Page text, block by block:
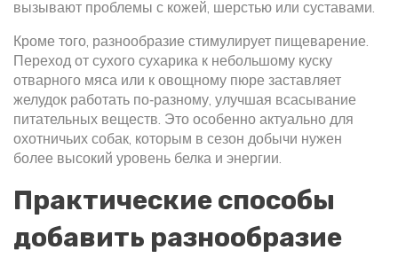
вызывают проблемы с кожей, шерстью или суставами.
Кроме того, разнообразие стимулирует пищеварение.
Переход от сухого сухарика к небольшому куску
отварного мяса или к овощному пюре заставляет
желудок работать по‑разному, улучшая всасывание
питательных веществ. Это особенно актуально для
охотничьих собак, которым в сезон добычи нужен
более высокий уровень белка и энергии.
Практические способы
добавить разнообразие